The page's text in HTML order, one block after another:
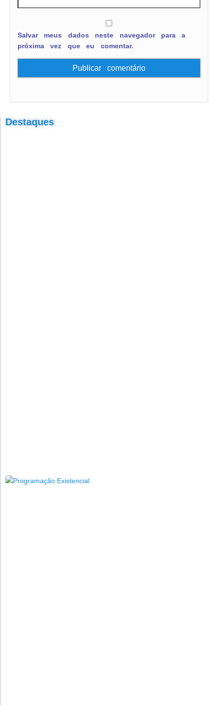
Salvar meus dados neste navegador para a
próxima vez que eu comentar.
Destaques